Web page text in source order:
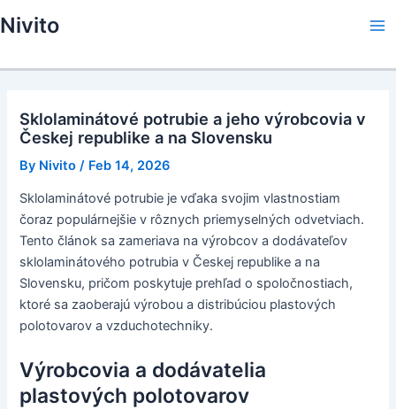
to
Nivito
Sklolaminátové potrubie a jeho výrobcovia v
Českej republike a na Slovensku
By Nivito / Feb 14, 2026
Sklolaminátové potrubie je vďaka svojim vlastnostiam
čoraz populárnejšie v rôznych priemyselných odvetviach.
Tento článok sa zameriava na výrobcov a dodávateľov
sklolaminátového potrubia v Českej republike a na
Slovensku, pričom poskytuje prehľad o spoločnostiach,
ktoré sa zaoberajú výrobou a distribúciou plastových
polotovarov a vzduchotechniky.
Výrobcovia a dodávatelia
plastových polotovarov